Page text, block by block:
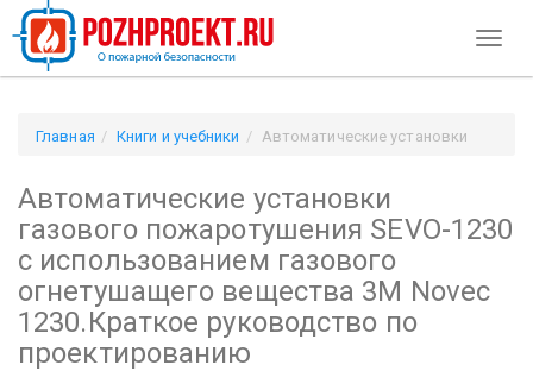
Главная Книги и учебники
Автоматические установки
газового огнетушащего вещества 3М Novec 1230.Краткое
руководство по проектированию
Автоматические установки
газового пожаротушения SEVO-1230
с использованием газового
огнетушащего вещества 3М Novec
1230.Краткое руководство по
проектированию